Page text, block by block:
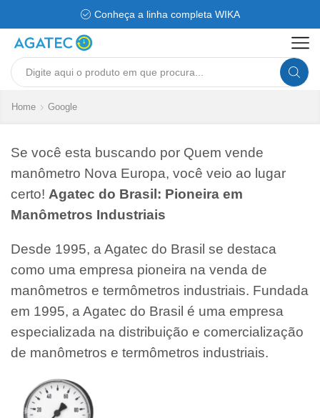
Conheça a linha completa WIKA
Search
Home Google
Se você esta buscando por Quem vende
manômetro Nova Europa, você veio ao lugar
certo! Agatec do Brasil: Pioneira em
Manômetros Industriais
Desde 1995, a Agatec do Brasil se destaca
como uma empresa pioneira na venda de
manômetros e termômetros industriais. Fundada
em 1995, a Agatec do Brasil é uma empresa
especializada na distribuição e comercialização
de manômetros e termômetros industriais.